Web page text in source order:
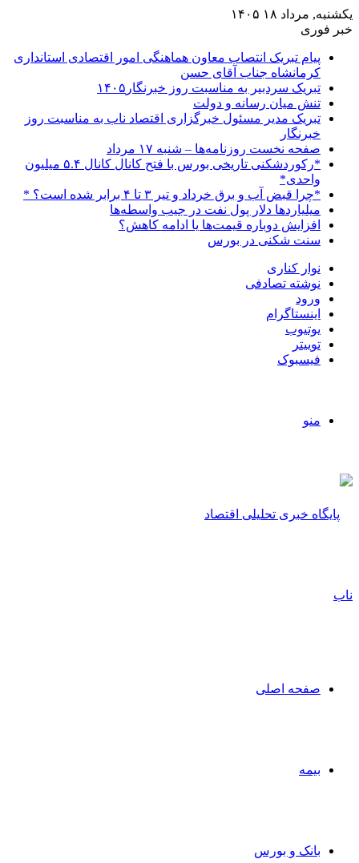
یکشنبه, مرداد ۱۸ ۱۴۰۵
خبر فوری
پیام تبریک انتصاب معاون هماهنگی امور اقتصادی استانداری
کرمانشاه جناب آقای حسن
تبریک سردبیر به مناسبت روز خبرنگار۱۴۰۵
تنش میان رسانه و دولت
تبریک مدیر مسئول خبرگزاری اقتصاد ناب به مناسبت روز
خبرنگار
صفحه نخست روزنامه‌ها – شنبه ۱۷ مرداد
*رکوردشکنی تاریخی بورس با فتح کانال کانال ۵.۴ میلیون
واحدی*
*چرا قبض آب و برق خرداد و تیر ۳ تا ۴ برابر شده است؟ *
میلیاردها دلار پول نفت در جیب واسطه‌ها
افزایش دوباره قیمت‌ها یا ادامه کاهش؟
سنت شکنی در بورس
نوار کناری
نوشته تصادفی
ورود
اینستاگرام
یوتیوب
توییتر
فیسبوک
منو
صفحه اصلی
بیمه
بانک و بورس